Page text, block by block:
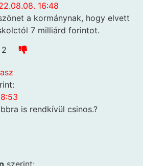
16:48
a kormánynak, hogy elvett
7 milliárd forintot.
2
is rendkívül csinos.?
szerint: